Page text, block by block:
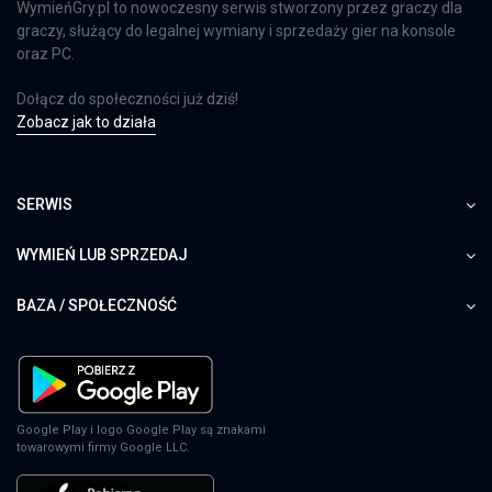
WymieńGry.pl to nowoczesny serwis stworzony przez graczy dla
graczy, służący do legalnej wymiany i sprzedaży gier na konsole
oraz PC.
Dołącz do społeczności już dziś!
Zobacz jak to działa
SERWIS
WYMIEŃ LUB SPRZEDAJ
BAZA / SPOŁECZNOŚĆ
Google Play i logo Google Play są znakami
towarowymi firmy Google LLC.